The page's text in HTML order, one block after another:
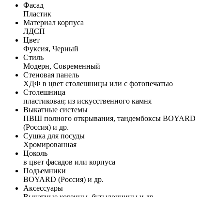
Фасад
Пластик
Материал корпуса
ЛДСП
Цвет
Фуксия, Черный
Стиль
Модерн, Современный
Стеновая панель
ХДФ в цвет столешницы или с фотопечатью
Столешница
пластиковая; из искусственного камня
Выкатные системы
ПВШ полного открывания, тандембоксы BOYARD
(Россия) и др.
Сушка для посуды
Хромированная
Цоколь
в цвет фасадов или корпуса
Подъемники
BOYARD (Россия) и др.
Аксессуары